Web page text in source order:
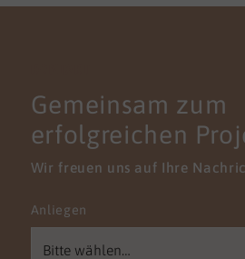
Gemeinsam zum
erfolgreichen
Wir freuen uns auf Ihre
Anliegen